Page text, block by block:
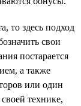
то здесь подход
свои
постарается
а также
или один
технике,